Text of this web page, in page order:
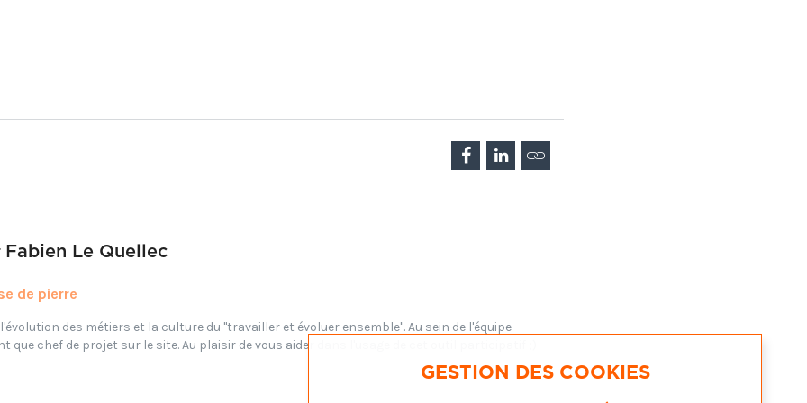
Fabien Le Quellec
de pierre
des métiers et la culture du "travailler et évoluer ensemble". Au sein de l'équipe
que chef de projet sur le site. Au plaisir de vous aider dans l'usage de cet outil participatif ;)
GESTION DES COOKIES